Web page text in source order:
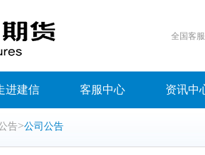
全国客
进建信 客服中心 资讯中
告>公司公告